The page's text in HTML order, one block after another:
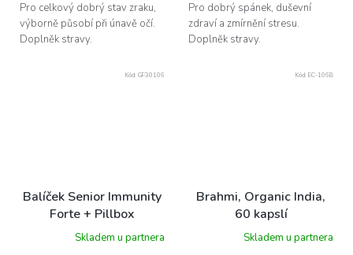
Pro celkový dobrý stav zraku,
výborně působí při únavě očí.
Doplněk stravy.
Pro dobrý spánek, duševní
zdraví a zmírnění stresu.
Doplněk stravy.
Balíček Senior Immunity
Forte + Pillbox
Skladem u partnera
Kód: GF30106
Brahmi, Organic India,
60 kapslí
Skladem u partnera
Kód: EC-106B